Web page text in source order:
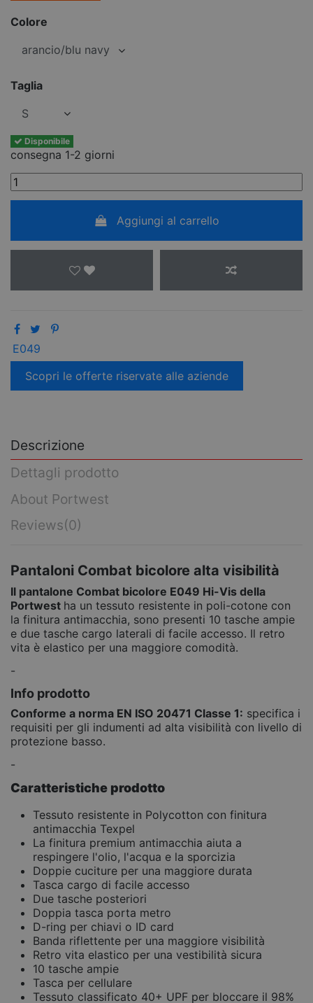
Colore
Taglia
Disponibile
consegna 1-2 giorni
Aggiungi al carrello
E049
Scopri le offerte riservate alle aziende
Descrizione
Dettagli prodotto
About Portwest
Reviews(0)
Pantaloni Combat bicolore alta visibilità
Il pantalone Combat bicolore E049 Hi-Vis della
Portwest ha un tessuto resistente in poli-cotone con
la finitura antimacchia, sono presenti 10 tasche ampie
e due tasche cargo laterali di facile accesso. Il retro
vita è elastico per una maggiore comodità.
-
Info prodotto
Conforme a norma EN ISO 20471 Classe 1: specifica i
requisiti per gli indumenti ad alta visibilità con livello di
protezione basso.
-
Caratteristiche prodotto
Tessuto resistente in Polycotton con finitura
antimacchia Texpel
La finitura premium antimacchia aiuta a
respingere l'olio, l'acqua e la sporcizia
Doppie cuciture per una maggiore durata
Tasca cargo di facile accesso
Due tasche posteriori
Doppia tasca porta metro
D-ring per chiavi o ID card
Banda riflettente per una maggiore visibilità
Retro vita elastico per una vestibilità sicura
10 tasche ampie
Tasca per cellulare
Tessuto classificato 40+ UPF per bloccare il 98%